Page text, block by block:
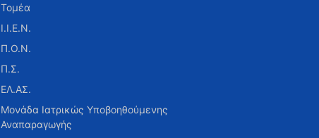
Τομέα
Ι.Ι.Ε.Ν.
Π.Ο.Ν.
Π.Σ.
ΕΛ.ΑΣ.
Μονάδα Ιατρικώς Υποβοηθούμενης
Αναπαραγωγής